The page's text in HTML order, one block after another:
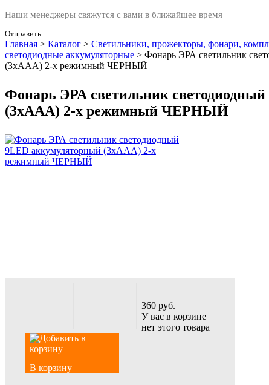
Наши менеджеры свяжутся с вами в ближайшее время
Отправить
Главная > Каталог > Светильники, прожекторы, фонари,
светодиодные аккумуляторные > Фонарь ЭРА светильник
(3хAAA) 2-х режимный ЧЕРНЫЙ
Фонарь ЭРА светильник
(3хAAA) 2-х режимный ЧЕРНЫЙ
360 руб.
У вас в корзине
нет этого товара
В корзину